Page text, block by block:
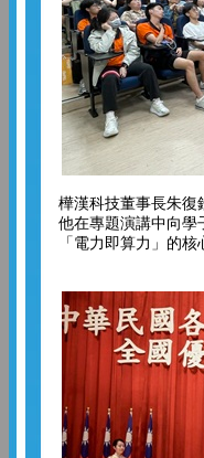
樺漢科技董事長朱復
他在專題演講中向學
「電力即算力」的核